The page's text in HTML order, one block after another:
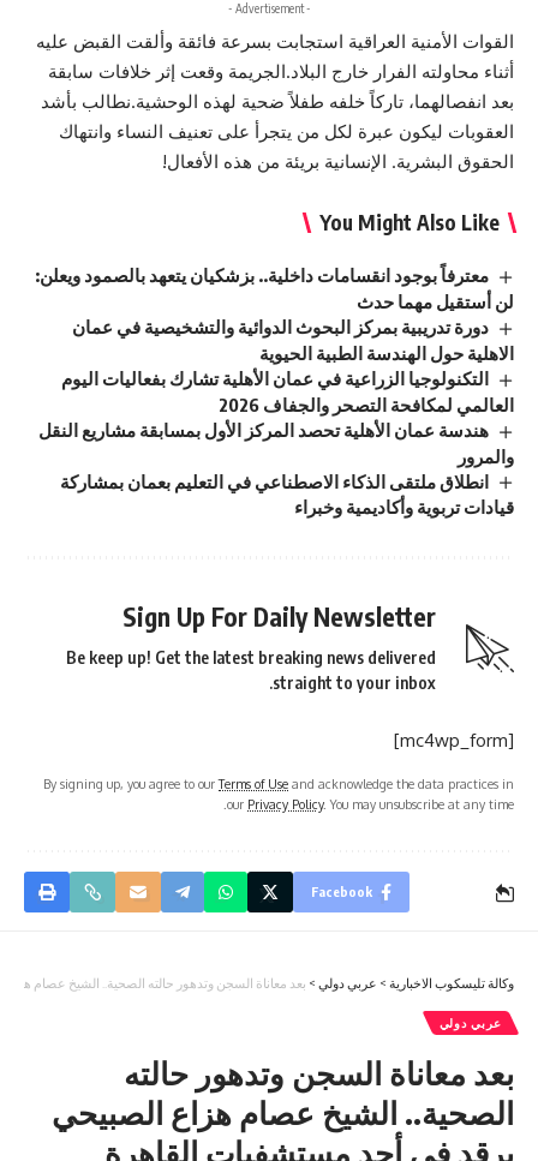
- Advertisement -
القوات الأمنية العراقية استجابت بسرعة فائقة وألقت القبض عليه
أثناء محاولته الفرار خارج البلاد.الجريمة وقعت إثر خلافات سابقة
بعد انفصالهما، تاركاً خلفه طفلاً ضحية لهذه الوحشية.نطالب بأشد
العقوبات ليكون عبرة لكل من يتجرأ على تعنيف النساء وانتهاك
الحقوق البشرية. الإنسانية بريئة من هذه الأفعال!
You Might Also Like
معترفاً بوجود انقسامات داخلية.. بزشكيان يتعهد بالصمود ويعلن:
لن أستقيل مهما حدث
دورة تدريبية بمركز البحوث الدوائية والتشخيصية في عمان
الاهلية حول الهندسة الطبية الحيوية
التكنولوجيا الزراعية في عمان الأهلية تشارك بفعاليات اليوم
العالمي لمكافحة التصحر والجفاف 2026
هندسة عمان الأهلية تحصد المركز الأول بمسابقة مشاريع النقل
والمرور
انطلاق ملتقى الذكاء الاصطناعي في التعليم بعمان بمشاركة
قيادات تربوية وأكاديمية وخبراء
Sign Up For Daily Newsletter
Be keep up! Get the latest breaking news delivered
straight to your inbox.
[mc4wp_form]
By signing up, you agree to ourTerms of Use and acknowledge the data practices in
our Privacy Policy. You may unsubscribe at any time.
Facebook
وكالة تليسكوب الاخبارية > عربي دولي > بعد معاناة السجن وتدهور حالته الصحية.. الشيخ عصام
عربي دولي
بعد معاناة السجن وتدهور حالته
الصحية.. الشيخ عصام هزاع الصبيحي
يرقد في أحد مستشفيات القاهرة